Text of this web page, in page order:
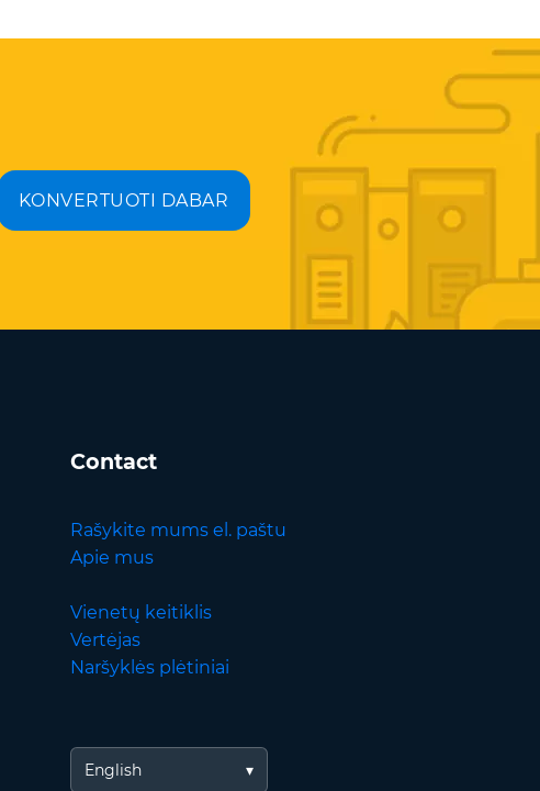
KONVERTUOTI DABAR
Contact
Rašykite mums el. paštu
Apie mus
Vienetų keitiklis
Vertėjas
Naršyklės plėtiniai
English